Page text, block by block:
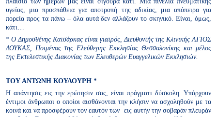
υγείας, μια προσπάθεια για αποτροπή της αδικίας, μια απόπειρα για
πορεία προς τα πάνω – όλα αυτά δεν αλλάζουν το σκηνικό. Είναι, όμως,
κάτι…
* Ο Δημοσθένης Κατσάρκας είναι γιατρός, Διευθυντής της Κλινικής ΑΓΙΟΣ
ΛΟΥΚΑΣ, Ποιμένας της Ελεύθερης Εκκλησίας Θεσσαλονίκης και μέλος
της Εκτελεστικής Διακονίας των Ελευθερών Ευαγγελικών Εκκλησιών.
ΤΟΥ ΑΝΤΩΝΗ ΚΟΥΛΟΥΡΗ *
Η απάντησις εις την ερώτησιν σας, είναι πράγματι δύσκολη. Υπάρχουν
έντιμοι άνθρωποι ο οποίοι αισθάνονται την κλήσιν να ασχοληθούν με τα
κοινά και να προσφέρουν τον εαυτόν των εις αυτήν την σοβαράν πλευράν